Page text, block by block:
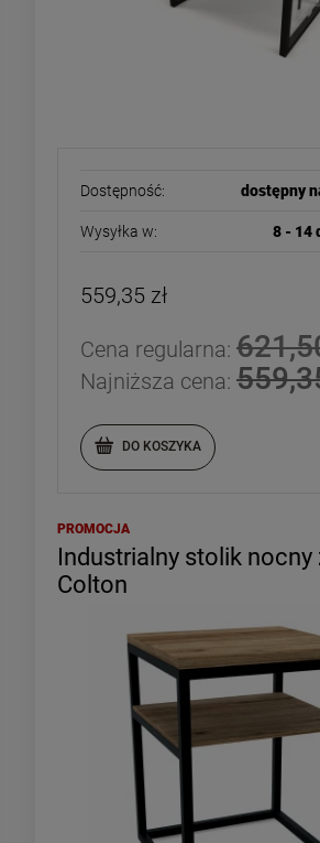
Dostępność: dostępny
Wysyłka w: 8 - 14
559,35 zł
Cena regularna:
Najniższa cena:
DO KOSZYKA
Industrialny stolik nocny
Colton
PROMOCJA